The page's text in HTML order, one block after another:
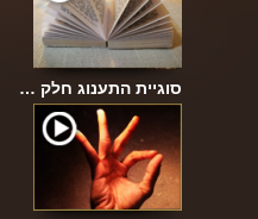
סוגיית התענוג חלק …